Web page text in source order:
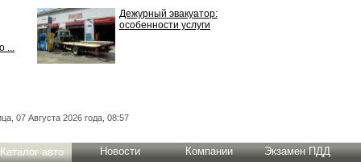
...
Дежурный эвакуатор:
особенности услуги
07 Августа 2026 года, 08:57
Каталог авто Новости Компании Экзамен ПДД